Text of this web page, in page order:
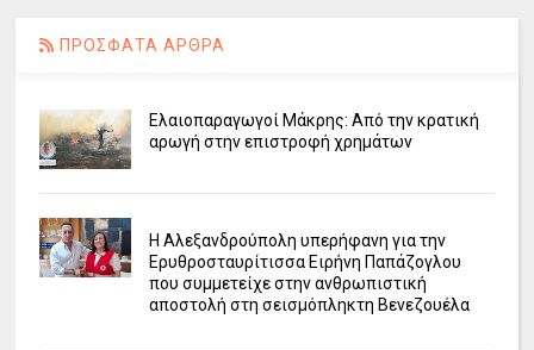
ΠΡΟΣΦΑΤΑ ΑΡΘΡΑ
Ελαιοπαραγωγοί Μάκρης: Από την κρατική
αρωγή στην επιστροφή χρημάτων
Η Αλεξανδρούπολη υπερήφανη για την
Ερυθροσταυρίτισσα Ειρήνη Παπάζογλου
που συμμετείχε στην ανθρωπιστική
αποστολή στη σεισμόπληκτη Βενεζουέλα